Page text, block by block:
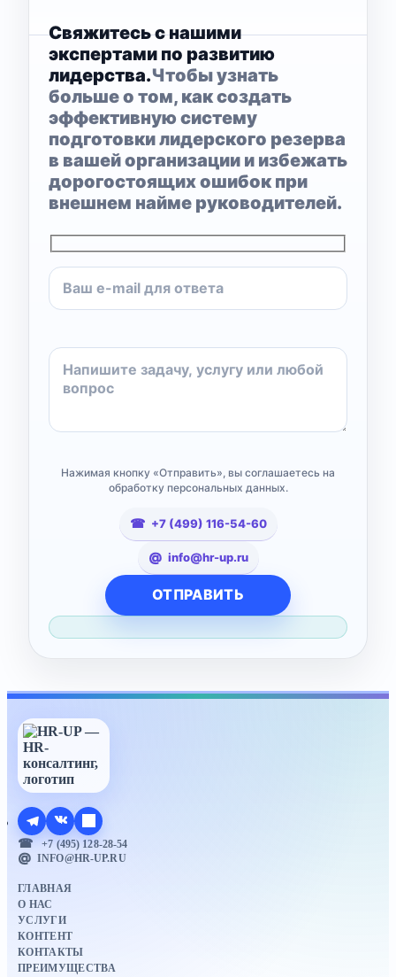
Свяжитесь с нашими
экспертами по развитию
лидерства.Чтобы узнать
больше о том, как создать
эффективную систему
подготовки лидерского резерва
в вашей организации и избежать
дорогостоящих ошибок при
внешнем найме руководителей.
Нажимая кнопку «Отправить», вы соглашаетесь на
обработку персональных данных.
+7 (499) 116-54-60
info@hr-up.ru
+7 (495) 128-28-54
INFO@HR-UP.RU
ГЛАВНАЯ
О НАС
УСЛУГИ
КОНТЕНТ
КОНТАКТЫ
ПРЕИМУЩЕСТВА